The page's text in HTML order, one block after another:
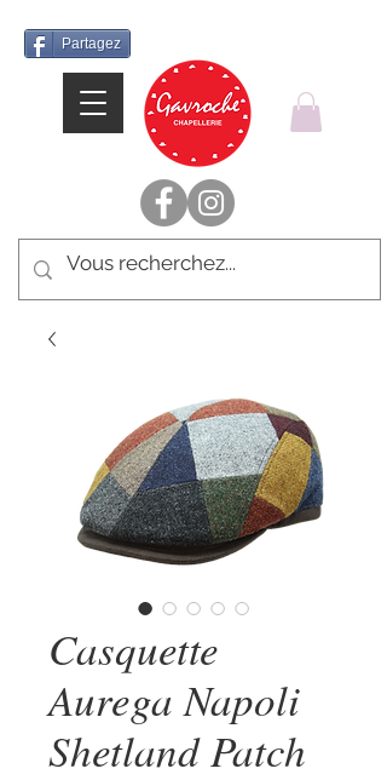
Partagez
Casquette
Aurega Napoli
Shetland Patch